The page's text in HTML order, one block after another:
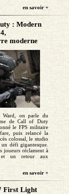
en savoir +
: Modern
moderne
Ward, on parle du
de Call of Duty
le FPS militaire
puis relancé la
colossal, le studio
défi gigantesque.
joueurs réclament à
un retour aux
en savoir +
First Light